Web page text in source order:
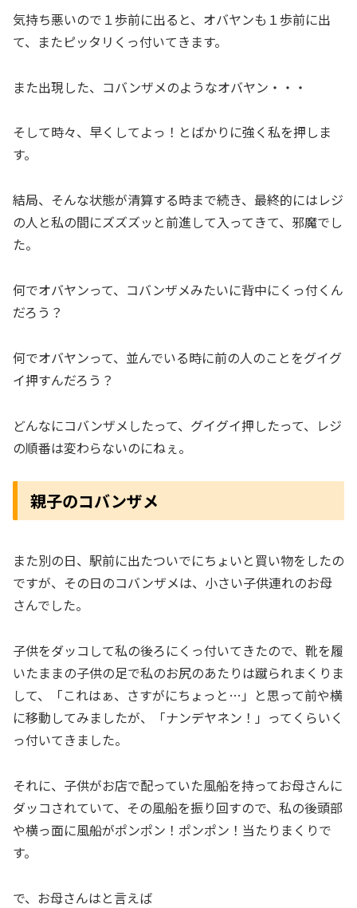
気持ち悪いので１歩前に出ると、オバヤンも１歩前に出
て、またピッタリくっ付いてきます。
また出現した、コバンザメのようなオバヤン・・・
そして時々、早くしてよっ！とばかりに強く私を押しま
す。
結局、そんな状態が清算する時まで続き、最終的にはレジ
の人と私の間にズズズッと前進して入ってきて、邪魔でし
た。
何でオバヤンって、コバンザメみたいに背中にくっ付くん
だろう？
何でオバヤンって、並んでいる時に前の人のことをグイグ
イ押すんだろう？
どんなにコバンザメしたって、グイグイ押したって、レジ
の順番は変わらないのにねぇ。
親子のコバンザメ
また別の日、駅前に出たついでにちょいと買い物をしたの
ですが、その日のコバンザメは、小さい子供連れのお母
さんでした。
子供をダッコして私の後ろにくっ付いてきたので、靴を履
いたままの子供の足で私のお尻のあたりは蹴られまくりま
して、「これはぁ、さすがにちょっと…」と思って前や横
に移動してみましたが、「ナンデヤネン！」ってくらいく
っ付いてきました。
それに、子供がお店で配っていた風船を持ってお母さんに
ダッコされていて、その風船を振り回すので、私の後頭部
や横っ面に風船がポンポン！ポンポン！当たりまくりで
す。
で、お母さんはと言えば